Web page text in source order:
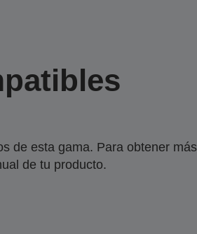
de esta gama. Para obtener
de tu producto.